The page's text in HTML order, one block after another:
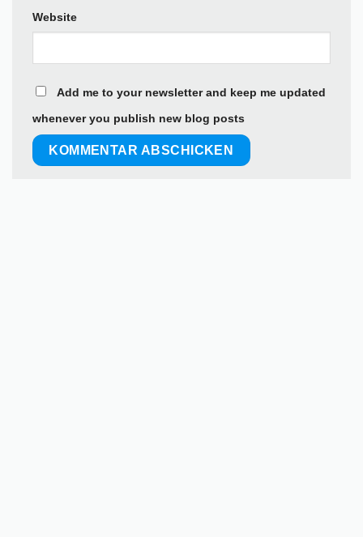
Website
Add me to your newsletter and keep me updated
whenever you publish new blog posts